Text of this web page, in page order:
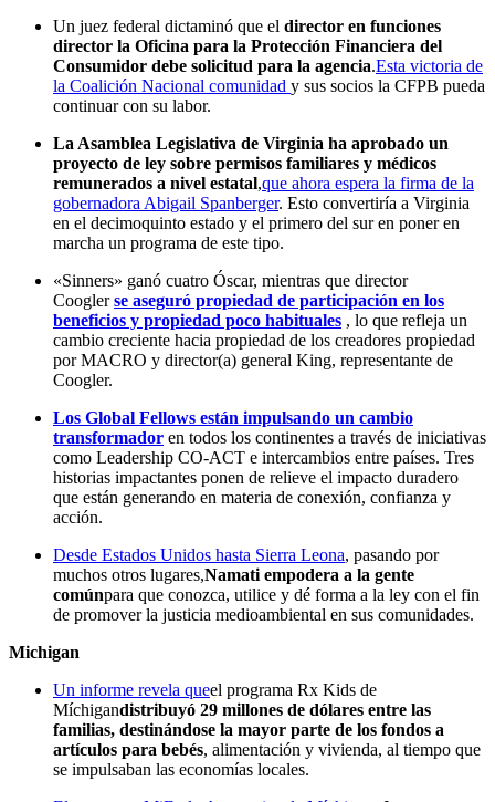
Un juez federal dictaminó que el director en funciones
director la Oficina para la Protección Financiera del
Consumidor debe solicitud para la agencia.Esta victoria de
la Coalición Nacional comunidad y sus socios la CFPB pueda
continuar con su labor.
La Asamblea Legislativa de Virginia ha aprobado un
proyecto de ley sobre permisos familiares y médicos
remunerados a nivel estatal,que ahora espera la firma de la
gobernadora Abigail Spanberger. Esto convertiría a Virginia
en el decimoquinto estado y el primero del sur en poner en
marcha un programa de este tipo.
«Sinners» ganó cuatro Óscar, mientras que director
Cooglerse aseguró propiedad de participación en los
beneficios y propiedad poco habituales , lo que refleja un
cambio creciente hacia propiedad de los creadores propiedad
por MACRO y director(a) general King, representante de
Coogler.
Los Global Fellows están impulsando un cambio
transformador en todos los continentes a través de iniciativas
como Leadership CO-ACT e intercambios entre países. Tres
historias impactantes ponen de relieve el impacto duradero
que están generando en materia de conexión, confianza y
acción.
Desde Estados Unidos hasta Sierra Leona, pasando por
muchos otros lugares,Namati empodera a la gente
comúnpara que conozca, utilice y dé forma a la ley con el fin
de promover la justicia medioambiental en sus comunidades.
Michigan
Un informe revela queel programa Rx Kids de
Míchigandistribuyó 29 millones de dólares entre las
familias, destinándose la mayor parte de los fondos a
artículos para bebés, alimentación y vivienda, al tiempo que
se impulsaban las economías locales.